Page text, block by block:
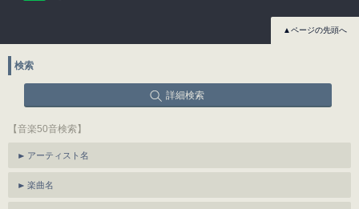
▲ページの先頭へ
検索
詳細検索
【音楽50音検索】
アーティスト名
楽曲名